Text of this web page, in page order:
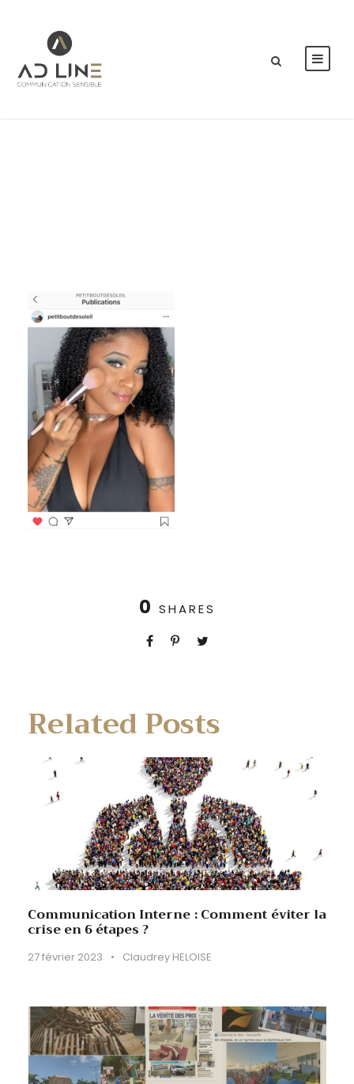
0 SHARES
Related Posts
Communication Interne : Comment éviter la
crise en 6 étapes ?
27 février 2023 • Claudrey HELOISE